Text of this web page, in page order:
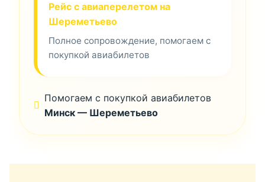
Рейс с авиаперелетом на
Шереметьево
Полное сопровождение, помогаем с
покупкой авиабилетов
Помогаем с покупкой авиабилетов
Минск — Шереметьево